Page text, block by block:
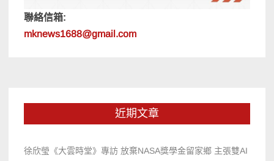
聯絡信箱:
mknews1688@gmail.com
近期文章
徐欣瑩《大雲時堂》專訪 放棄NASA獎學金留家鄉 主張雙AI